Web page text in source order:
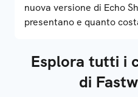
nuova versione di Echo
presentano e quanto
Esplora tutti i
di